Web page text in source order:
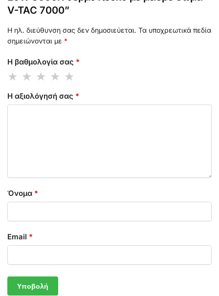
V-TAC 7000”
Η ηλ. διεύθυνση σας δεν δημοσιεύεται. Τα υποχρεωτικά πεδία
σημειώνονται με *
Η βαθμολογία σας *
Η αξιολόγησή σας *
Όνομα *
Email *